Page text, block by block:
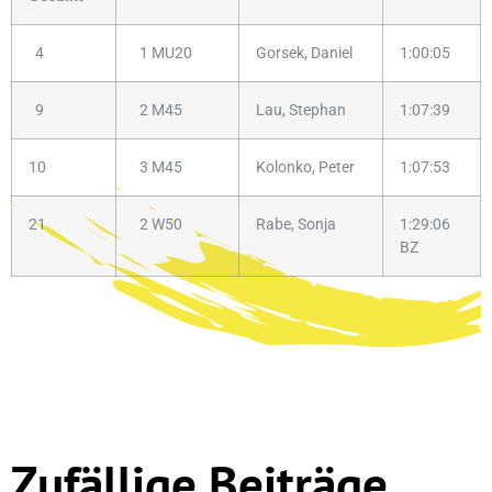
4 1 MU20 Gorsek, Daniel 1:00:05
9 2 M45 Lau, Stephan 1:07:39
10 3 M45 Kolonko, Peter 1:07:53
21 2 W50 Rabe, Sonja
1:29:06
BZ